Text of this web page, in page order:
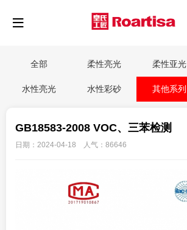
全部 柔性亮光 柔性亚光
水性亮光 水性彩砂 其他系列
GB18583-2008 VOC、三苯检测
日期：2024-04-18 人气：86646